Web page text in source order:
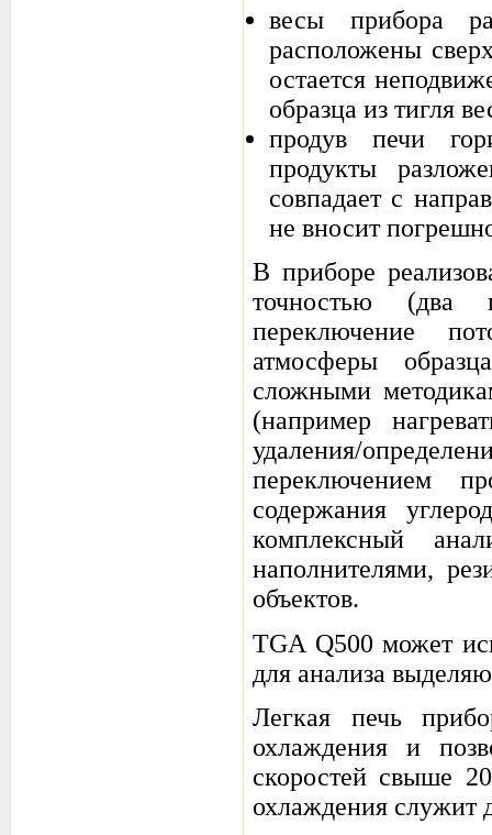
весы прибора
расположены
остается
образца из тигля
продув печи
продукты
совпадает с
не вносит
В приборе
точностью (два
переключение
атмосферы
сложными
(например
удаления/
переключением
содержания
комплексный
наполнителями,
объектов.
TGA Q500 может
для анализа
Легкая печь
охлаждения и
скоростей свыше
охлаждения служит